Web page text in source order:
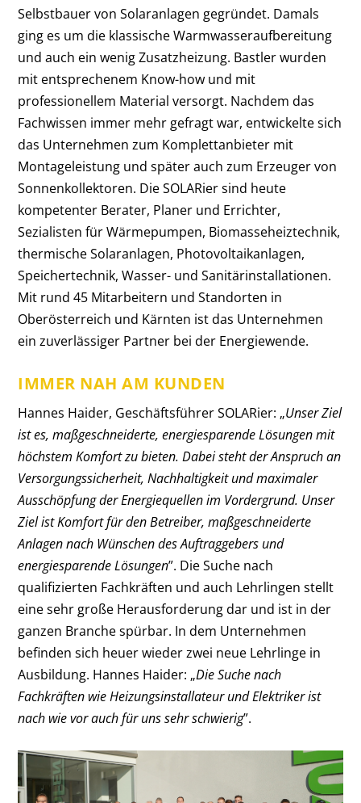
Selbstbauer von Solaranlagen gegründet. Damals
ging es um die klassische Warmwasseraufbereitung
und auch ein wenig Zusatzheizung. Bastler wurden
mit entsprechenem Know-how und mit
professionellem Material versorgt. Nachdem das
Fachwissen immer mehr gefragt war, entwickelte sich
das Unternehmen zum Komplettanbieter mit
Montageleistung und später auch zum Erzeuger von
Sonnenkollektoren. Die SOLARier sind heute
kompetenter Berater, Planer und Errichter,
Sezialisten für Wärmepumpen, Biomasseheiztechnik,
thermische Solaranlagen, Photovoltaikanlagen,
Speichertechnik, Wasser- und Sanitärinstallationen.
Mit rund 45 Mitarbeitern und Standorten in
Oberösterreich und Kärnten ist das Unternehmen
ein zuverlässiger Partner bei der Energiewende.
IMMER NAH AM KUNDEN
Hannes Haider, Geschäftsführer SOLARier: „Unser Ziel
ist es, maßgeschneiderte, energiesparende Lösungen mit
höchstem Komfort zu bieten. Dabei steht der Anspruch an
Versorgungssicherheit, Nachhaltigkeit und maximaler
Ausschöpfung der Energiequellen im Vordergrund. Unser
Ziel ist Komfort für den Betreiber, maßgeschneiderte
Anlagen nach Wünschen des Auftraggebers und
energiesparende Lösungen”. Die Suche nach
qualifizierten Fachkräften und auch Lehrlingen stellt
eine sehr große Herausforderung dar und ist in der
ganzen Branche spürbar. In dem Unternehmen
befinden sich heuer wieder zwei neue Lehrlinge in
Ausbildung. Hannes Haider: „Die Suche nach
Fachkräften wie Heizungsinstallateur und Elektriker ist
nach wie vor auch für uns sehr schwierig”.